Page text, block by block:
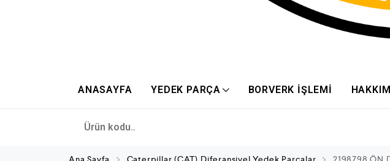
ANASAYFA YEDEK PARÇA BORVERK İŞLEMİ